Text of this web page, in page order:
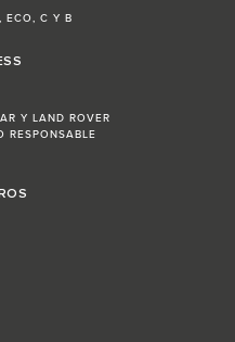
ECO, C Y B
Y LAND ROVER
RESPONSABLE